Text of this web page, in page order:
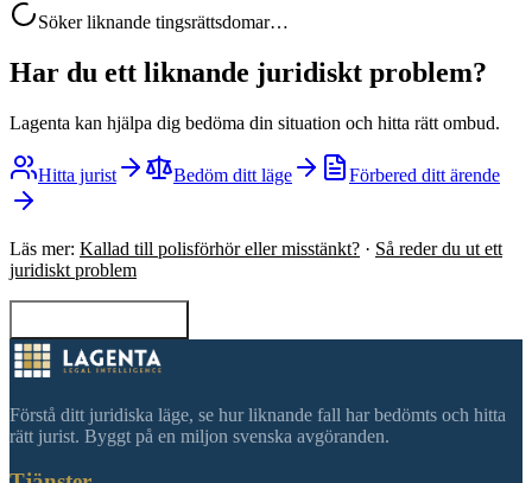
Söker liknande tingsrättsdomar…
Har du ett liknande juridiskt problem?
Lagenta kan hjälpa dig bedöma din situation och hitta rätt ombud.
Hitta jurist Bedöm ditt läge Förbered ditt ärende
Läs mer: Kallad till polisförhör eller misstänkt? · Så reder du ut ett
juridiskt problem
Förstå ditt juridiska läge, se hur liknande fall har bedömts och hitta
rätt jurist. Byggt på en miljon svenska avgöranden.